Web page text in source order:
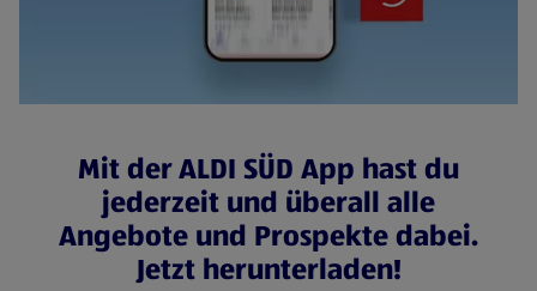
Mit der ALDI SÜD App hast du
jederzeit und überall alle
Angebote und Prospekte dabei.
Jetzt herunterladen!